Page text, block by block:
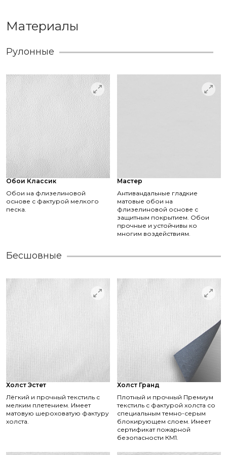
Материалы
Рулонные
Обои Классик
Обои на флизелиновой
основе с фактурой мелкого
песка.
Мастер
Антивандальные гладкие
матовые обои на
флизелиновой основе с
защитным покрытием. Обои
прочные и устойчивы ко
многим воздействиям.
Бесшовные
Холст Эстет
Лёгкий и прочный текстиль с
мелким плетением. Имеет
матовую шероховатую фактуру
холста.
Холст Гранд
Плотный и прочный Премиум
текстиль с фактурой холста со
специальным темно-серым
блокирующем слоем. Имеет
сертификат пожарной
безопасности КМ1.